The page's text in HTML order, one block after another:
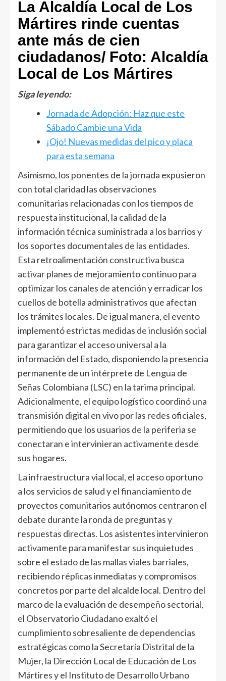
La Alcaldía Local de Los
Mártires rinde cuentas
ante más de cien
ciudadanos/ Foto: Alcaldía
Local de Los Mártires
Siga leyendo:
Jornada de Adopción: Haz que este
Sábado Cambie una Vida
¡Ojo! Nuevas medidas del pico y placa
para esta semana
Asimismo, los ponentes de la jornada expusieron
con total claridad las observaciones
comunitarias relacionadas con los tiempos de
respuesta institucional, la calidad de la
información técnica suministrada a los barrios y
los soportes documentales de las entidades.
Esta retroalimentación constructiva busca
activar planes de mejoramiento continuo para
optimizar los canales de atención y erradicar los
cuellos de botella administrativos que afectan
los trámites locales. De igual manera, el evento
implementó estrictas medidas de inclusión social
para garantizar el acceso universal a la
información del Estado, disponiendo la presencia
permanente de un intérprete de Lengua de
Señas Colombiana (LSC) en la tarima principal.
Adicionalmente, el equipo logístico coordinó una
transmisión digital en vivo por las redes oficiales,
permitiendo que los usuarios de la periferia se
conectaran e intervinieran activamente desde
sus hogares.
La infraestructura vial local, el acceso oportuno
a los servicios de salud y el financiamiento de
proyectos comunitarios autónomos centraron el
debate durante la ronda de preguntas y
respuestas directas. Los asistentes intervinieron
activamente para manifestar sus inquietudes
sobre el estado de las mallas viales barriales,
recibiendo réplicas inmediatas y compromisos
concretos por parte del alcalde local. Dentro del
marco de la evaluación de desempeño sectorial,
el Observatorio Ciudadano exaltó el
cumplimiento sobresaliente de dependencias
estratégicas como la Secretaría Distrital de la
Mujer, la Dirección Local de Educación de Los
Mártires y el Instituto de Desarrollo Urbano